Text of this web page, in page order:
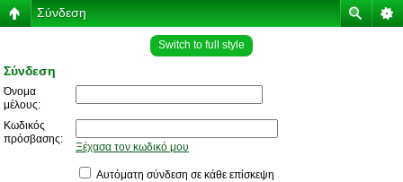
Σύνδεση
Switch to full style
Σύνδεση
Όνομα
μέλους:
Κωδικός
πρόσβασης:
Ξέχασα τον κωδικό μου
Αυτόματη σύνδεση σε κάθε επίσκεψη